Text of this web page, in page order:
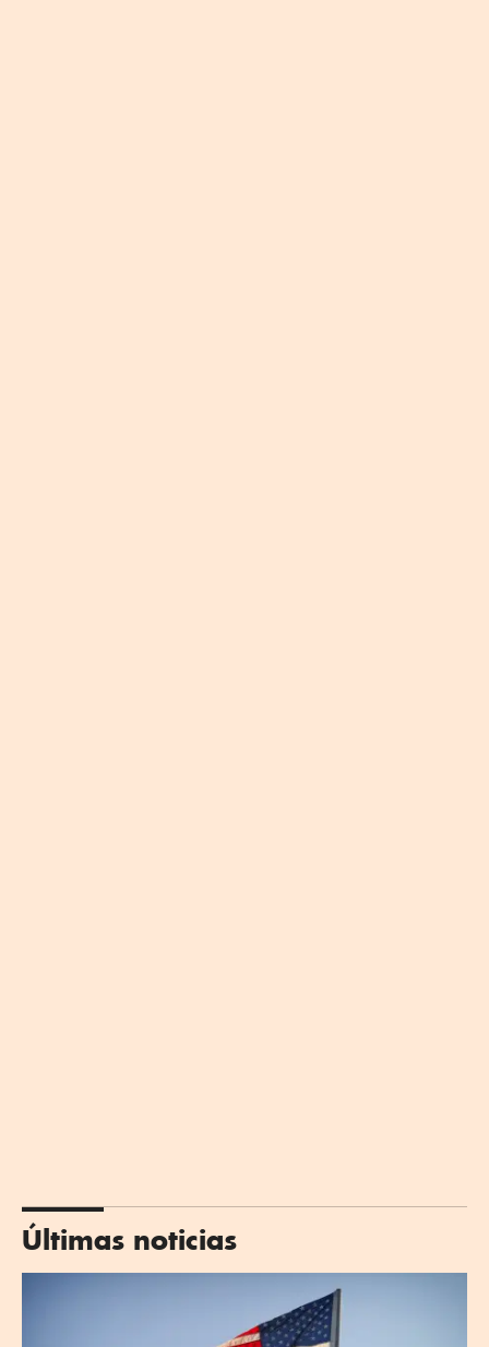
Últimas noticias